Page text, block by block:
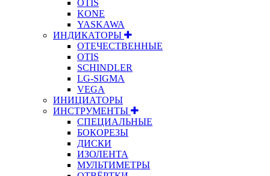
OTIS
KONE
YASKAWA
ИНДИКАТОРЫ
ОТЕЧЕСТВЕННЫЕ
OTIS
SCHINDLER
LG-SIGMA
VEGA
ИНИЦИАТОРЫ
ИНСТРУМЕНТЫ
СПЕЦИАЛЬНЫЕ
БОКОРЕЗЫ
ДИСКИ
ИЗОЛЕНТА
МУЛЬТИМЕТРЫ